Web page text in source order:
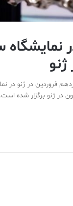
فروردین در ژنو